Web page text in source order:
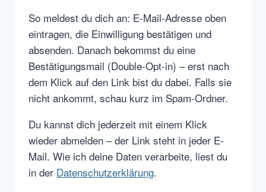
So meldest du dich an: E-Mail-Adresse oben
eintragen, die Einwilligung bestätigen und
absenden. Danach bekommst du eine
Bestätigungsmail (Double-Opt-in) – erst nach
dem Klick auf den Link bist du dabei. Falls sie
nicht ankommt, schau kurz im Spam-Ordner.
Du kannst dich jederzeit mit einem Klick
wieder abmelden – der Link steht in jeder E-
Mail. Wie ich deine Daten verarbeite, liest du
in der Datenschutzerklärung.